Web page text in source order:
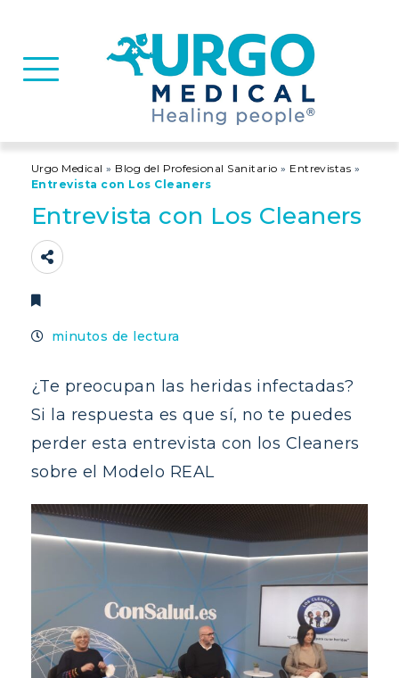
Basculer la navigation
Urgo Medical » Blog del Profesional Sanitario » Entrevistas »
Entrevista con Los Cleaners
Entrevista con Los Cleaners
minutos de lectura
¿Te preocupan las heridas infectadas?
Si la respuesta es que sí, no te puedes
perder esta entrevista con los Cleaners
sobre el Modelo REAL